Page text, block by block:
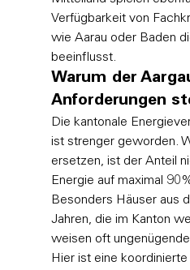
Verfügbarkeit von
wie Aarau oder Baden
beeinflusst.
Warum der
Anforderungen
Die kantonale
ist strenger geworden.
ersetzen, ist der Anteil
Energie auf maximal
Besonders Häuser aus
Jahren, die im Kanton
weisen oft
Hier ist eine